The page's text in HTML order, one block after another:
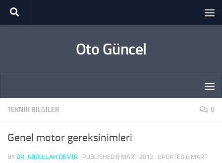
Skip to content
Oto Güncel
TEKNIK BILGILER 0
Genel motor gereksinimleri
BY DR. ABDULLAH DEMİR · PUBLISHED 8 MART 2012 · UPDATED 6 MART